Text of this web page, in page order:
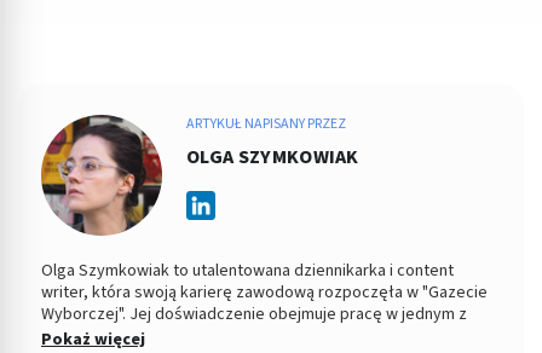
ARTYKUŁ NAPISANY PRZEZ
OLGA SZYMKOWIAK
Olga Szymkowiak to utalentowana dziennikarka i content
writer, która swoją karierę zawodową rozpoczęła w "Gazecie
Wyborczej". Jej doświadczenie obejmuje pracę w jednym z
wiodących polskich portali medycznych, gdzie zdobyła cenne
Pokaż więcej